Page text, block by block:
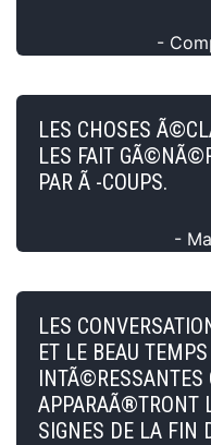
-
LES CHOSES
LES FAIT
PAR Ã -COUPS.
-
LES
ET LE BEAU
INTÃ©RESSANTES
APPARAÃ®TRONT
SIGNES DE LA FIN